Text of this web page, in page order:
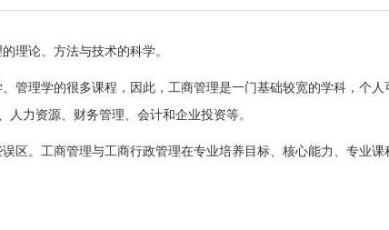
理论、方法与技术的科学。
管理学的很多课程，因此，工商管理是一门基础较宽的学科，个人
力资源、财务管理、会计和企业投资等。
区。工商管理与工商行政管理在专业培养目标、核心能力、专业课